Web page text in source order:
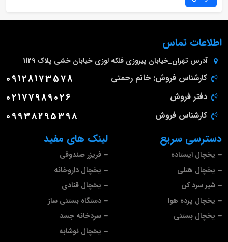
لینک های مفید
فریزر صندوقی
یخچال داروخانه
یخچال قنادی
دستگاه بستنی ساز
سردخانه جسد
یخچال نوشابه
دسترسی سریع
یخچال ایستاده
یخچال هتلی
شیر سرد کن
یخچال پرده هوا
یخچال بستنی
اطلاعات تماس
آدرس تهران_خیابان پیروزی فلکه لوزی خیابان خشی پلاک 1129
کارشناس فروش: خانم رحمتی 09128173578
دفتر فروش 02177989026
کارشناس فروش 09938295398